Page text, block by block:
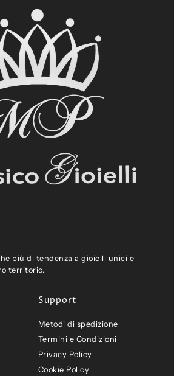
più di tendenza a gioielli unici e
territorio.
Support
Metodi di spedizione
Termini e Condizioni
Privacy Policy
Cookie Policy